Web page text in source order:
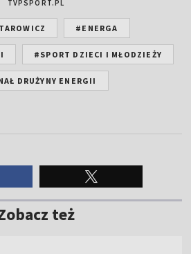
TVPSPORT.PL
#ENERGA
#SPORT DZIECI I MŁODZIEŻY
DRUŻYNY ENERGII
też